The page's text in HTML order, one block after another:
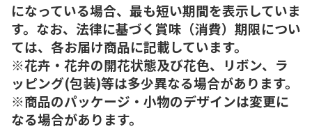
になっている場合、最も短い期間を表示していま
す。なお、法律に基づく賞味（消費）期限につい
ては、各お届け商品に記載しています。
※花卉・花弁の開花状態及び花色、リボン、ラ
ッピング(包装)等は多少異なる場合があります。
※商品のパッケージ・小物のデザインは変更に
なる場合があります。